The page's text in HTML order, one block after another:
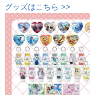
グッズはこちら >>